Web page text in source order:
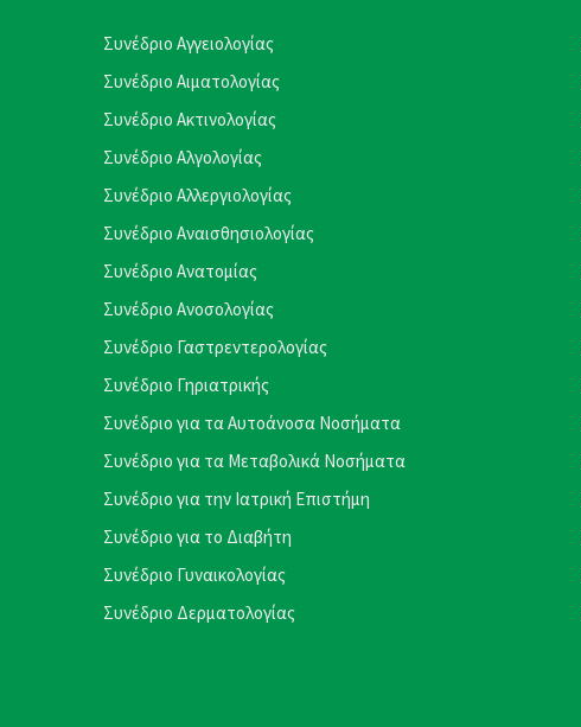
Συνέδριο Αγγειολογίας
Συνέδριο Αιματολογίας
Συνέδριο Ακτινολογίας
Συνέδριο Αλγολογίας
Συνέδριο Αλλεργιολογίας
Συνέδριο Αναισθησιολογίας
Συνέδριο Ανατομίας
Συνέδριο Ανοσολογίας
Συνέδριο Γαστρεντερολογίας
Συνέδριο Γηριατρικής
Συνέδριο για τα Αυτοάνοσα Νοσήματα
Συνέδριο για τα Μεταβολικά Νοσήματα
Συνέδριο για την Ιατρική Επιστήμη
Συνέδριο για το Διαβήτη
Συνέδριο Γυναικολογίας
Συνέδριο Δερματολογίας